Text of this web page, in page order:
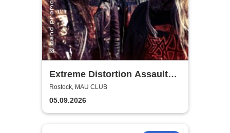
Extreme Distortion Assault
XV
Rostock, MAU CLUB
05.09.2026